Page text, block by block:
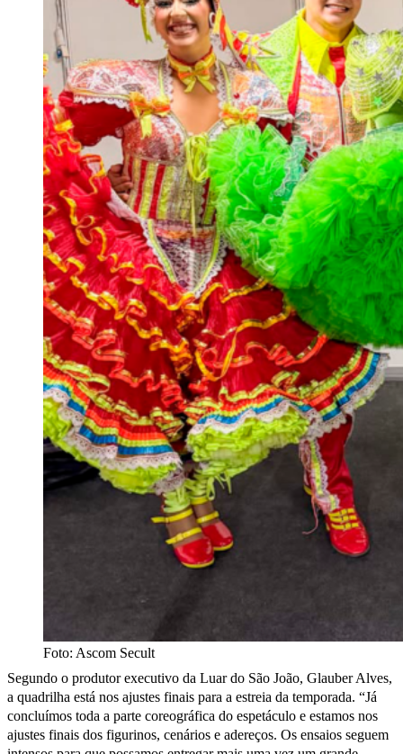
Foto: Ascom Secult
Segundo o produtor executivo da Luar do São João, Glauber Alves,
a quadrilha está nos ajustes finais para a estreia da temporada. “Já
concluímos toda a parte coreográfica do espetáculo e estamos nos
ajustes finais dos figurinos, cenários e adereços. Os ensaios seguem